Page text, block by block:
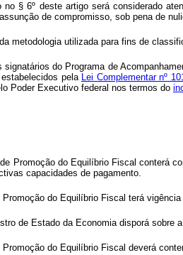
§ 6º deste artigo será considerado
de compromisso, sob pena de
metodologia utilizada para fins de
do Programa de
pela Lei Complementar nº
Poder Executivo federal nos termos do
Promoção do Equilíbrio Fiscal conterá
capacidades de pagamento.
do Equilíbrio Fiscal terá
de Estado da Economia disporá sobre
do Equilíbrio Fiscal deverá